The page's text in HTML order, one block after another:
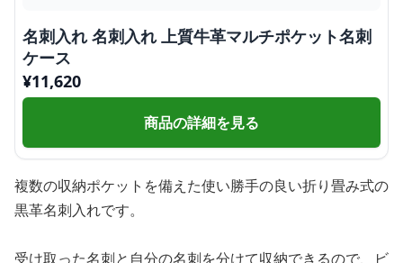
名刺入れ 名刺入れ 上質牛革マルチポケット名刺
ケース
¥11,620
商品の詳細を見る
複数の収納ポケットを備えた使い勝手の良い折り畳み式の
黒革名刺入れです。
受け取った名刺と自分の名刺を分けて収納できるので、ビ